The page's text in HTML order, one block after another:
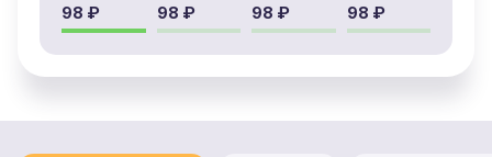
98 ₽ 98 ₽ 98 ₽ 98 ₽